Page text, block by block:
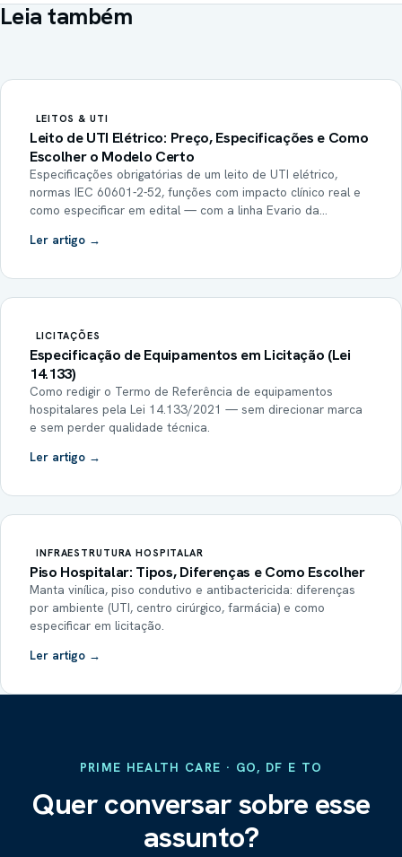
Leia também
LEITOS & UTI
Leito de UTI Elétrico: Preço, Especificações e Como
Escolher o Modelo Certo
Especificações obrigatórias de um leito de UTI elétrico,
normas IEC 60601-2-52, funções com impacto clínico real e
como especificar em edital — com a linha Evario da
Ler artigo →
LICITAÇÕES
Especificação de Equipamentos em Licitação (Lei
14.133)
Como redigir o Termo de Referência de equipamentos
hospitalares pela Lei 14.133/2021 — sem direcionar marca
e sem perder qualidade técnica.
Ler artigo →
INFRAESTRUTURA HOSPITALAR
Piso Hospitalar: Tipos, Diferenças e Como Escolher
Manta vinílica, piso condutivo e antibactericida: diferenças
por ambiente (UTI, centro cirúrgico, farmácia) e como
especificar em licitação.
Ler artigo →
PRIME HEALTH CARE · GO, DF E TO
Quer conversar sobre esse
assunto?